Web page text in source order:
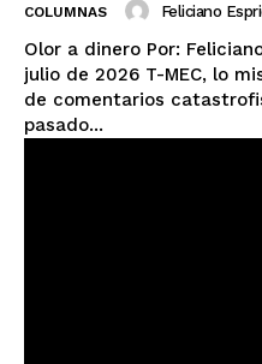
COLUMNAS Feliciano
Olor a dinero Por: Feliciano J. Espriella Viernes 10 de
julio de 2026 T-MEC, lo mismo pero diferente El alud
de comentarios
pasado...